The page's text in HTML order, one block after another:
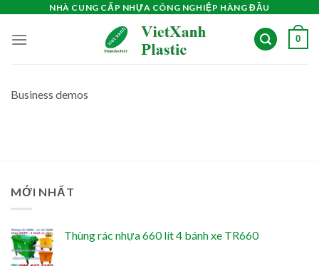
content
NHÀ CUNG CẤP NHỰA CÔNG NGHIỆP HÀNG ĐẦU
0
Business demos
MỚI NHẤT
Thùng rác nhựa 660 lít 4 bánh xe TR660